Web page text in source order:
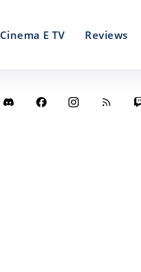
Cinema E TV Reviews